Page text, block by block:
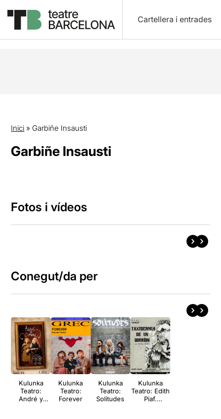
Cartellera i entrades
Inici » Garbiñe Insausti
Garbiñe Insausti
Fotos i vídeos
Conegut/da per
Kulunka
Teatro:
André y
Kulunka
Teatro:
Forever
Kulunka
Teatro:
Solitudes
Kulunka
Teatro: Edith
Piaf.